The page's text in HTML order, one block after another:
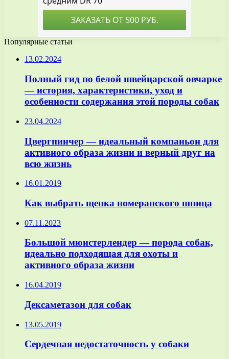
Популярные статьи
13.02.2024
Полный гид по белой швейцарской овчарке
— история, характеристики, уход и
особенности содержания этой породы собак
23.04.2024
Цвергпинчер — идеальный компаньон для
активного образа жизни и верный друг на
всю жизнь
16.01.2019
Как выбрать щенка померанского шпица
07.11.2023
Большой мюнстерлендер — порода собак,
идеально подходящая для охоты и
активного образа жизни
16.04.2019
Дексаметазон для собак
13.05.2019
Сердечная недостаточность у собаки